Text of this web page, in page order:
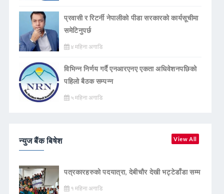
प्रवासी र रिटर्नी नेपालीको पीडा सरकारको कार्यसूचीमा
समेटिनुपर्छ
४ महिना अगाडि
विभिन्न निर्णय गर्दै एनआरएनए एकता अधिवेशनपछिको
पहिलो बैठक सम्पन्न
५ महिना अगाडि
न्युज बैंक बिषेश View All
पत्रकारहरुको पदयात्रा, देबीचौर देखी भट्टेडाँडा सम्म
१ महिना अगाडि